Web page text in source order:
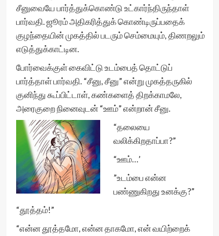
சீனுவையே பார்த்துக்கொண்டு உட்கார்ந்திருந்தாள்
பார்வதி. ஜூரம் அதிகரித்துக் கொண்டிருப்பதைக்
குழந்தையின் முகத்தில் படரும் செம்மையும், திணறலும்
எடுத்துக்காட்டின.
போர்வைக்குள் கைவிட்டு உடம்பைத் தொட்டுப்
பார்த்தாள் பார்வதி. “சீனு, சீனு” என்று முகத்தருகில்
குனிந்து கூப்பிட்டாள், கண்களைத் திறக்காமலே,
அரைகுறை நினைவுடன் “ஊம்” என்றான் சீனு.
“தலையை
வலிக்கிறதாப்பா?”
“ஊம்…’
”உடம்பை என்ன
பண்ணுகிறது உனக்கு?”
“தூத்தம்!”
“என்ன தூத்தமோ, என்ன தாகமோ, என் வயிற்றைக்